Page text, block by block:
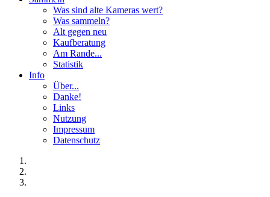
Was sind alte Kameras wert?
Was sammeln?
Alt gegen neu
Kaufberatung
Am Rande...
Statistik
Info
Über...
Danke!
Links
Nutzung
Impressum
Datenschutz